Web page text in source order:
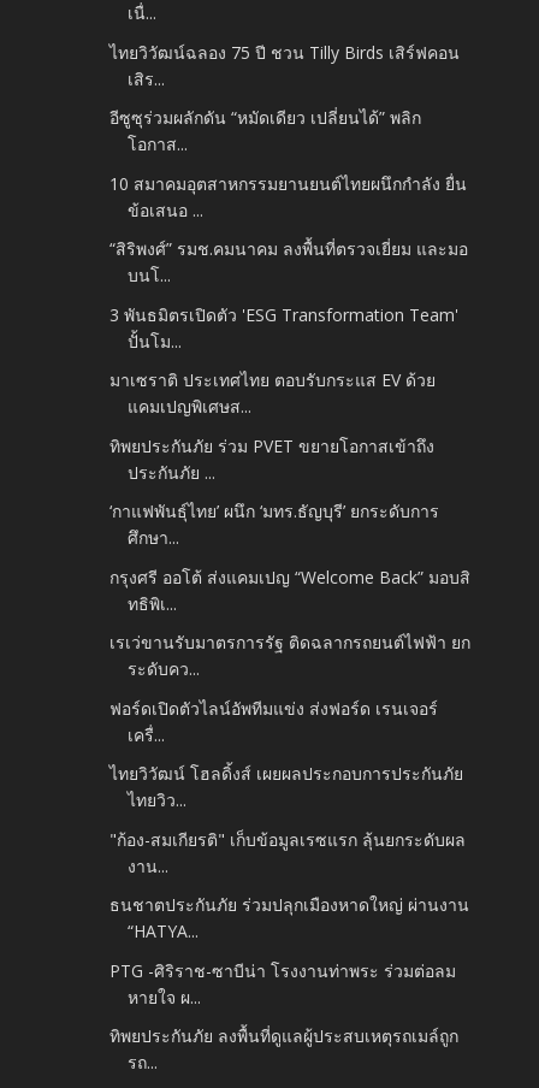
เนื่...
ไทยวิวัฒน์ฉลอง 75 ปี ชวน Tilly Birds เสิร์ฟคอน
เสิร...
อีซูซุร่วมผลักดัน “หมัดเดียว เปลี่ยนได้” พลิก
โอกาส...
10 สมาคมอุตสาหกรรมยานยนต์ไทยผนึกกำลัง ยื่น
ข้อเสนอ ...
“สิริพงศ์” รมช.คมนาคม ลงพื้นที่ตรวจเยี่ยม และมอ
บนโ...
3 พันธมิตรเปิดตัว 'ESG Transformation Team'
ปั้นโม...
มาเซราติ ประเทศไทย ตอบรับกระแส EV ด้วย
แคมเปญพิเศษส...
ทิพยประกันภัย ร่วม PVET ขยายโอกาสเข้าถึง
ประกันภัย ...
‘กาแฟพันธุ์ไทย’ ผนึก ‘มทร.ธัญบุรี’ ยกระดับการ
ศึกษา...
กรุงศรี ออโต้ ส่งแคมเปญ “Welcome Back” มอบสิ
ทธิพิเ...
เรเว่ขานรับมาตรการรัฐ ติดฉลากรถยนต์ไฟฟ้า ยก
ระดับคว...
ฟอร์ดเปิดตัวไลน์อัพทีมแข่ง ส่งฟอร์ด เรนเจอร์
เครื่...
ไทยวิวัฒน์ โฮลดิ้งส์ เผยผลประกอบการประกันภัย
ไทยวิว...
"ก้อง-สมเกียรติ" เก็บข้อมูลเรซแรก ลุ้นยกระดับผล
งาน...
ธนชาตประกันภัย ร่วมปลุกเมืองหาดใหญ่ ผ่านงาน
“HATYA...
PTG -ศิริราช-ซาบีน่า โรงงานท่าพระ ร่วมต่อลม
หายใจ ผ...
ทิพยประกันภัย ลงพื้นที่ดูแลผู้ประสบเหตุรถเมล์ถูก
รถ...